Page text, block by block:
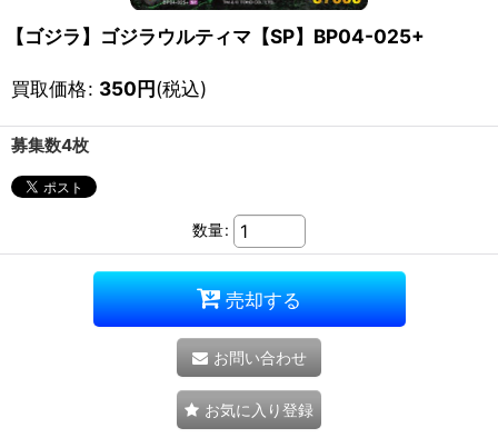
【ゴジラ】ゴジラウルティマ【SP】BP04-025+
買取価格: 350円(税込)
募集数4枚
数量:
売却する
お問い合わせ
お気に入り登録